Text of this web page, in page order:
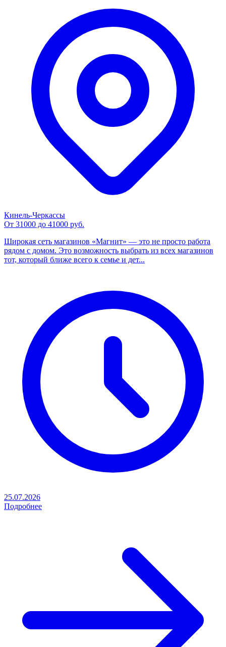
Кинель-Черкассы
От 31000 до 41000 руб.
Широкая сеть магазинов «Магнит» — это не просто работа
рядом с домом. Это возможность выбрать из всех магазинов
тот, который ближе всего к семье и дет...
25.07.2026
Подробнее